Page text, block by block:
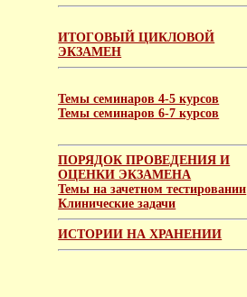
ИТОГОВЫЙ ЦИКЛОВОЙ
ЭКЗАМЕН
Темы семинаров 4-5 курсов
Темы семинаров 6-7 курсов
ПОРЯДОК ПРОВЕДЕНИЯ И
ОЦЕНКИ ЭКЗАМЕНА
Темы на зачетном тестировании
Клинические задачи
ИСТОРИИ НА ХРАНЕНИИ